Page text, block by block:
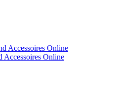
Accessoires Online